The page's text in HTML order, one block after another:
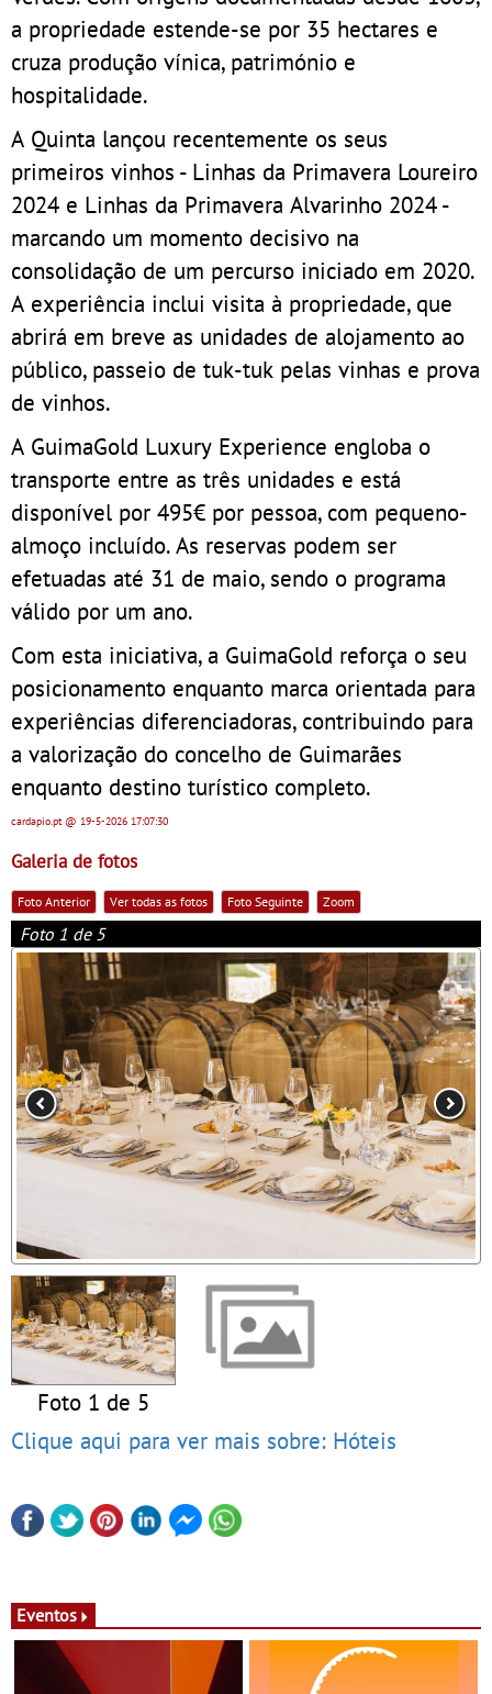
a propriedade estende-se por 35 hectares e
cruza produção vínica, património e
hospitalidade.
A Quinta lançou recentemente os seus
primeiros vinhos - Linhas da Primavera Loureiro
2024 e Linhas da Primavera Alvarinho 2024 -
marcando um momento decisivo na
consolidação de um percurso iniciado em 2020.
A experiência inclui visita à propriedade, que
abrirá em breve as unidades de alojamento ao
público, passeio de tuk-tuk pelas vinhas e prova
de vinhos.
A GuimaGold Luxury Experience engloba o
transporte entre as três unidades e está
disponível por 495€ por pessoa, com pequeno-
almoço incluído. As reservas podem ser
efetuadas até 31 de maio, sendo o programa
válido por um ano.
Com esta iniciativa, a GuimaGold reforça o seu
posicionamento enquanto marca orientada para
experiências diferenciadoras, contribuindo para
a valorização do concelho de Guimarães
enquanto destino turístico completo.
cardapio.pt@ 19-5-2026 17:07:30
Galeria de fotos
Foto Anterior Ver todas as fotos Foto Seguinte Zoom
Foto 1 de 5
Foto 1 de 5
Clique aqui para ver mais sobre: Hóteis
Eventos